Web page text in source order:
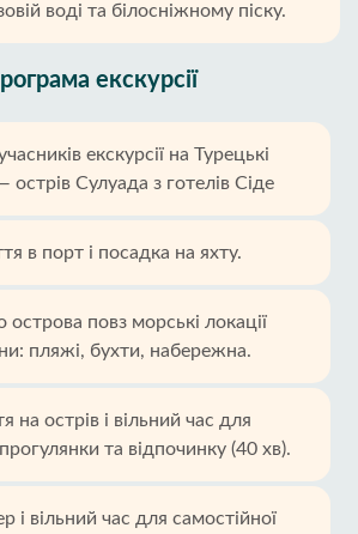
воді та білосніжному піску.
екскурсії
екскурсії на Турецькі
острів Сулуада з готелів Сіде
в порт і посадка на яхту.
повз морські локації
пляжі, бухти, набережна.
на острів і вільний час для
та відпочинку (40 хв).
і вільний час для самостійної